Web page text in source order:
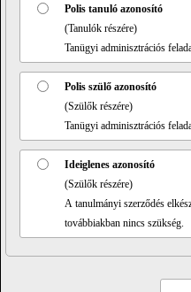
Polis tanuló azonosító
(Tanulók részére)
Tanügyi adminisztrációs
Polis szülő azonosító
(Szülők részére)
Tanügyi adminisztrációs
Ideiglenes azonosító
(Szülők részére)
A tanulmányi szerződés
továbbiakban nincs szükség.